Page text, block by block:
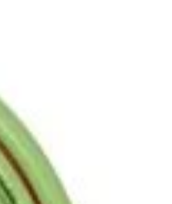
este nu doar vizibilă, ci și